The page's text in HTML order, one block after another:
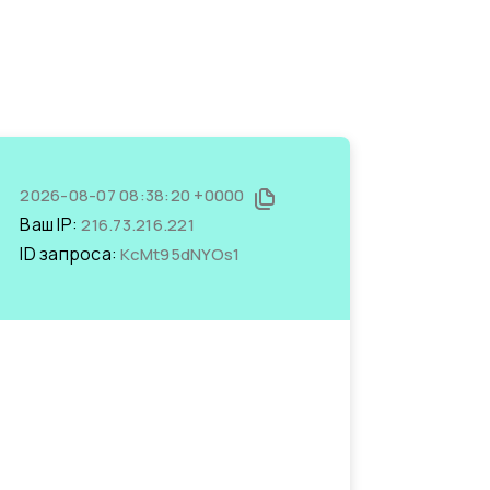
2026-08-07 08:38:20 +0000
Ваш IP:216.73.216.221
ID запроса:KcMt95dNYOs1